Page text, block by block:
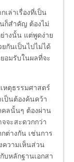
ล่าเรื่องที่เป็น
ก็สำคัญ ต้องไม่
างนั้น แต่พูดง่าย
กันเป็นไปไม่ได้
อมรับในผลที่จะ
หตุธรรมศาสตร์
ป็นต้องค้นคว้า
คลนั้นๆ ต้องผ่าน
จะสะดวกกว่า
ต่างกัน เช่นการ
วามเห็นส่วน
บหลักฐานเอกสา